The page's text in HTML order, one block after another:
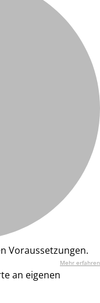
Voraussetzungen.
Mehr erfahren
an eigenen